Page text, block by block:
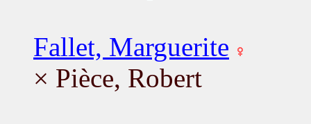
Fallet, Marguerite
× Pièce, Robert